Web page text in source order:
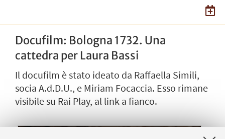
Docufilm: Bologna 1732. Una
cattedra per Laura Bassi
Il docufilm è stato ideato da Raffaella Simili,
socia A.d.D.U., e Miriam Focaccia. Esso rimane
visibile su Rai Play, al link a fianco.